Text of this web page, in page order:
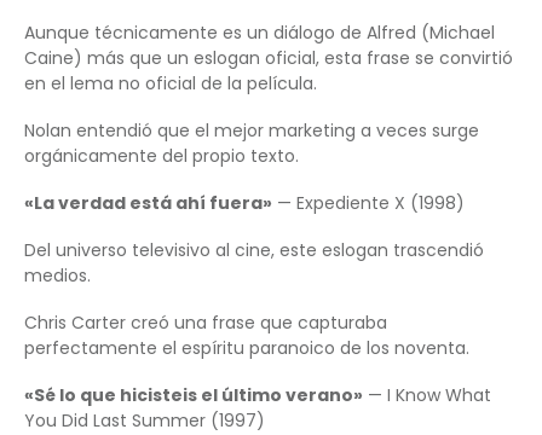
Aunque técnicamente es un diálogo de Alfred (Michael
Caine) más que un eslogan oficial, esta frase se convirtió
en el lema no oficial de la película.
Nolan entendió que el mejor marketing a veces surge
orgánicamente del propio texto.
«La verdad está ahí fuera» — Expediente X (1998)
Del universo televisivo al cine, este eslogan trascendió
medios.
Chris Carter creó una frase que capturaba
perfectamente el espíritu paranoico de los noventa.
«Sé lo que hicisteis el último verano» — I Know What
You Did Last Summer (1997)